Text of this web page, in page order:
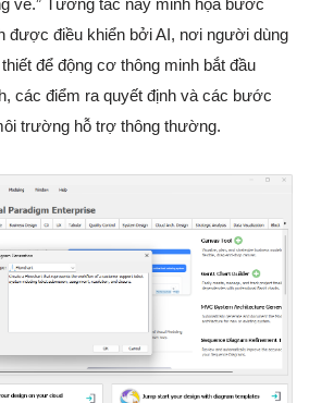
vé.” Tương tác này minh họa bước
được điều khiển bởi AI, nơi người dùng
để động cơ thông minh bắt đầu
các điểm ra quyết định và các bước
trường hỗ trợ thông thường.